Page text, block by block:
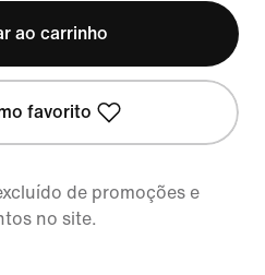
ao carrinho
favorito
de promoções e
no site.